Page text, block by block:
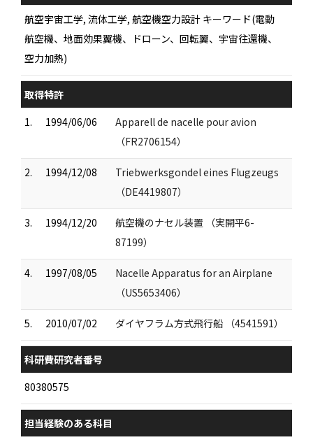
航空宇宙工学, 流体工学, 航空機空力設計 キーワード(電動
航空機、地面効果翼機、ドローン、回転翼、宇宙往還機、
空力加熱)
取得特許
1.
1994/06/06
Apparell de nacelle pour avion
（FR2706154）
2. 1994/12/08
Triebwerksgondel eines Flugzeugs
（DE4419807）
3. 1994/12/20
航空機のナセル装置 （実開平6-
87199）
4. 1997/08/05
Nacelle Apparatus for an Airplane
（US5653406）
5. 2010/07/02 ダイヤフラム方式飛行船 （4541591）
科研費研究者番号
80380575
担当経験のある科目